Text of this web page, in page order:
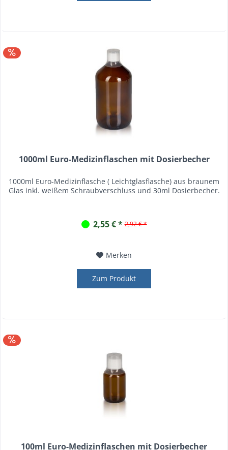
1000ml Euro-Medizinflaschen mit Dosierbecher
1000ml Euro-Medizinflasche ( Leichtglasflasche) aus braunem
Glas inkl. weißem Schraubverschluss und 30ml Dosierbecher.
2,55 € * 2,92 € *
Merken
Zum Produkt
100ml Euro-Medizinflaschen mit Dosierbecher